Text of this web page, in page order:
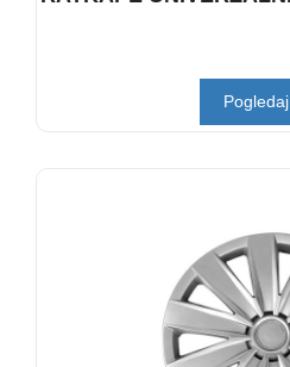
Pogledaj